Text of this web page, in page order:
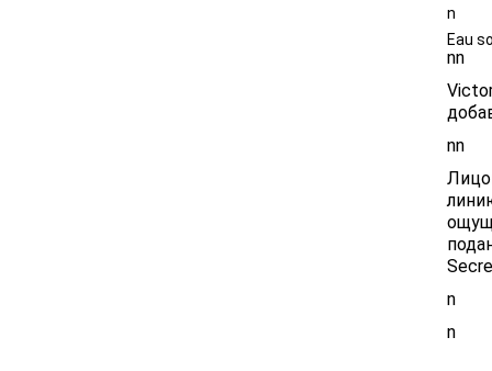
n
Eau
nn
nn
n
n